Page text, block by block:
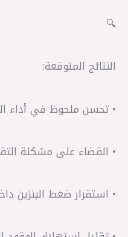
🔍
النتائج المتوقعة:
• تحسن ملحوظ في أداء
• القضاء على مشكلة
• استقرار ضغط البنزين